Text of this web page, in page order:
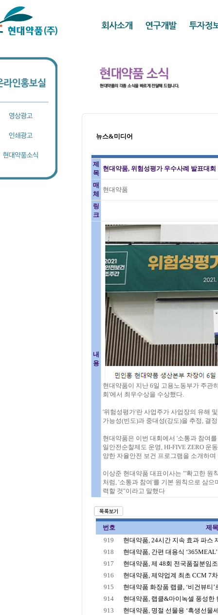
뉴스&미디어
제
목
현대약품, 위험성평가 우수사례 발표대회
매
체
현대약품
링
크
내
용
현대약품이 지난 6일 고용노동부가 주관
회'에서 최우수상을 수상했다.
'위험성평가'란 사업주가 사업장의 유해
가능성(빈도)과 중대성(강도)을 추정, 결
현대약품은 이번 대회에서 '소통과 참여
일안전순찰제도 운영, HI-FIVE ZERO 운
양한 자율안전 보건 프로그램을 소개하
이상준 현대약품 대표이사는 "'확고한 원
처럼, '소통과 참여'를 기본 원칙으로 삼
력할 것"이라고 말했다
번호
제목
919
현대약품, 24시간 지속 효과 파스
918
현대약품, 간편 대용식
917
현대약품, 제 48회 전국품질분임
916
현대약품, 제약업계 최초 CCM 7
915
현대약품 화장품 랩클, ‘비건뷰티
914
현대약품, 랩클&마이녹셀 풍성한
913
현대약품, 명절 선물용 ‘흑생선물세